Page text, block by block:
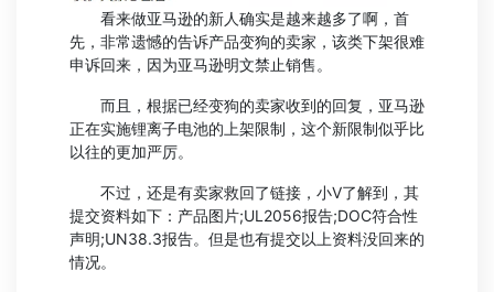
看来做亚马逊的新人确实是越来越多了啊，首
先，非常遗憾的告诉产品变狗的卖家，该类下架很难
申诉回来，因为亚马逊明文禁止销售。
而且，根据已经变狗的卖家收到的回复，亚马逊
正在实施锂离子电池的上架限制，这个新限制似乎比
以往的更加严厉。
不过，还是有卖家救回了链接，小V了解到，其
提交资料如下：产品图片;UL2056报告;DOC符合性
声明;UN38.3报告。但是也有提交以上资料没回来的
情况。